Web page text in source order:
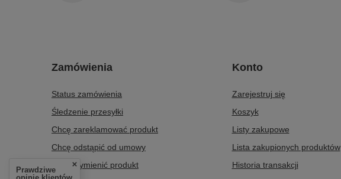
Zamówienia
Status zamówienia
Śledzenie przesyłki
Chcę zareklamować produkt
Chcę odstąpić od umowy
Chcę wymienić produkt
Konto
Zarejestruj się
Koszyk
Listy zakupowe
Lista zakupionych produktów
Historia transakcji
Prawdziwe